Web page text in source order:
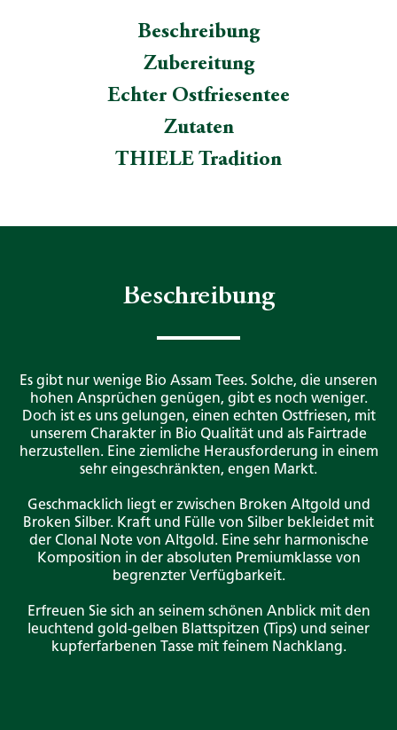
Beschreibung
Zubereitung
Echter Ostfriesentee
Zutaten
THIELE Tradition
Beschreibung
Es gibt nur wenige Bio Assam Tees. Solche, die unseren
hohen Ansprüchen genügen, gibt es noch weniger.
Doch ist es uns gelungen, einen echten Ostfriesen, mit
unserem Charakter in Bio Qualität und als Fairtrade
herzustellen. Eine ziemliche Herausforderung in einem
sehr eingeschränkten, engen Markt.
Geschmacklich liegt er zwischen Broken Altgold und
Broken Silber. Kraft und Fülle von Silber bekleidet mit
der Clonal Note von Altgold. Eine sehr harmonische
Komposition in der absoluten Premiumklasse von
begrenzter Verfügbarkeit.
Erfreuen Sie sich an seinem schönen Anblick mit den
leuchtend gold-gelben Blattspitzen (Tips) und seiner
kupferfarbenen Tasse mit feinem Nachklang.